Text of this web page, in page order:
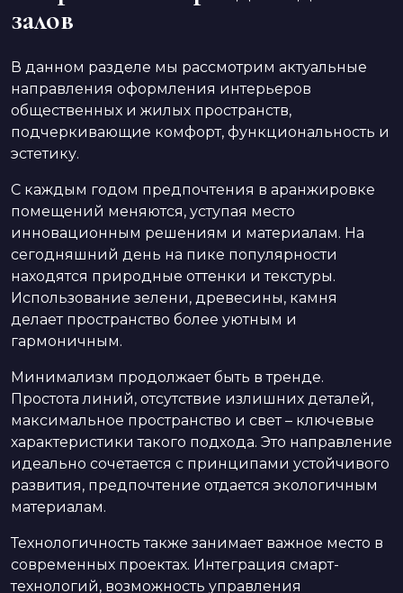
залов
В данном разделе мы рассмотрим актуальные
направления оформления интерьеров
общественных и жилых пространств,
подчеркивающие комфорт, функциональность и
эстетику.
С каждым годом предпочтения в аранжировке
помещений меняются, уступая место
инновационным решениям и материалам. На
сегодняшний день на пике популярности
находятся природные оттенки и текстуры.
Использование зелени, древесины, камня
делает пространство более уютным и
гармоничным.
Минимализм продолжает быть в тренде.
Простота линий, отсутствие излишних деталей,
максимальное пространство и свет – ключевые
характеристики такого подхода. Это направление
идеально сочетается с принципами устойчивого
развития, предпочтение отдается экологичным
материалам.
Технологичность также занимает важное место в
современных проектах. Интеграция смарт-
технологий, возможность управления